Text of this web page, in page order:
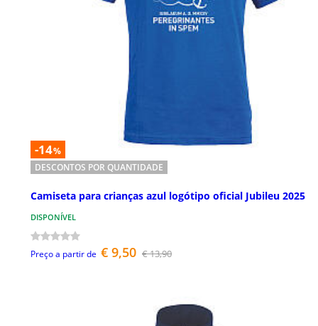
-14%
DESCONTOS POR QUANTIDADE
Camiseta para crianças azul logótipo oficial Jubileu 2025
DISPONÍVEL
Preço a partir de € 9,50 € 13,90